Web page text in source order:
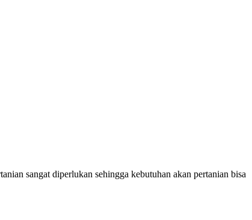
sangat diperlukan sehingga kebutuhan akan pertanian bisa